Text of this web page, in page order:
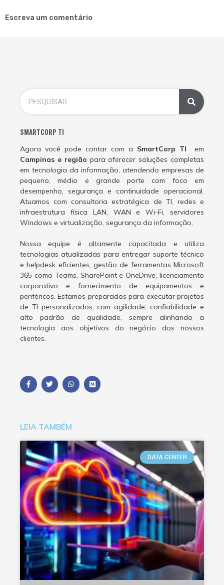
Escreva um comentário
SMARTCORP TI
Agora você pode contar com a SmartCorp TI em
Campinas e região para oferecer soluções completas
em tecnologia da informação, atendendo empresas de
pequeno, médio e grande porte com foco em
desempenho, segurança e continuidade operacional.
Atuamos com consultoria estratégica de TI, redes e
infraestrutura física LAN, WAN e Wi-Fi, servidores
Windows e virtualização, segurança da informação,
Nossa equipe é altamente capacitada e utiliza
tecnologias atualizadas para entregar suporte técnico
e helpdesk eficientes, gestão de ferramentas Microsoft
365 como Teams, SharePoint e OneDrive, licenciamento
corporativo e fornecimento de equipamentos e
periféricos. Estamos preparados para executar projetos
de TI personalizados, com agilidade, confiabilidade e
alto padrão de qualidade, sempre alinhando a
tecnologia aos objetivos do negócio dos nossos
clientes.
LEIA TAMBÉM
DATA CENTER